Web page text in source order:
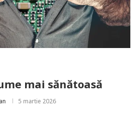
mai sănătoasă
5 martie 2026